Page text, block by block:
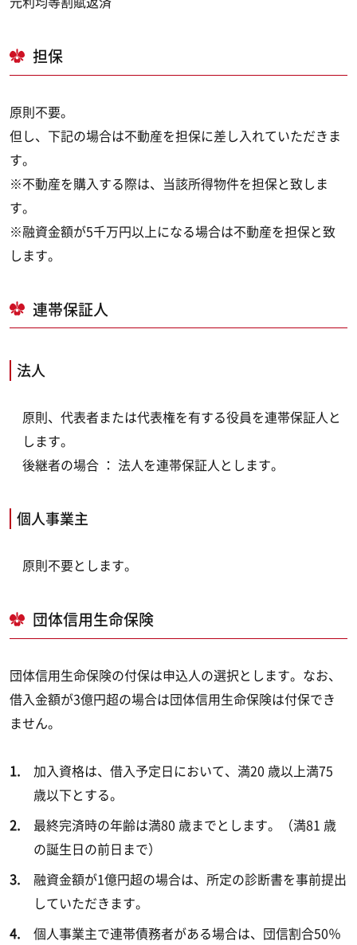
担保
原則不要。
但し、下記の場合は不動産を担保に差し入れていただきま
す。
※不動産を購入する際は、当該所得物件を担保と致しま
す。
※融資金額が5千万円以上になる場合は不動産を担保と致
します。
連帯保証人
法人
原則、代表者または代表権を有する役員を連帯保証人と
します。
後継者の場合 ： 法人を連帯保証人とします。
個人事業主
原則不要とします。
団体信用生命保険
団体信用生命保険の付保は申込人の選択とします。なお、
借入金額が3億円超の場合は団体信用生命保険は付保でき
ません。
加入資格は、借入予定日において、満20 歳以上満75
歳以下とする。
最終完済時の年齢は満80 歳までとします。（満81 歳
の誕生日の前日まで）
融資金額が1億円超の場合は、所定の診断書を事前提出
していただきます。
個人事業主で連帯債務者がある場合は、団信割合50％